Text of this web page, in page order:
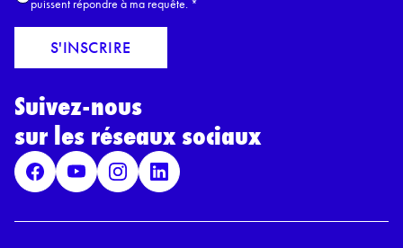
m
a
l
c
R
P
D
*
puissent répondre à ma requête. *
S'INSCRIRE
Suivez-nous
sur les réseaux sociaux